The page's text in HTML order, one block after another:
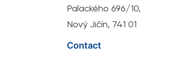
Palackého 696/10,
Nový Jičín, 741 01
Contact